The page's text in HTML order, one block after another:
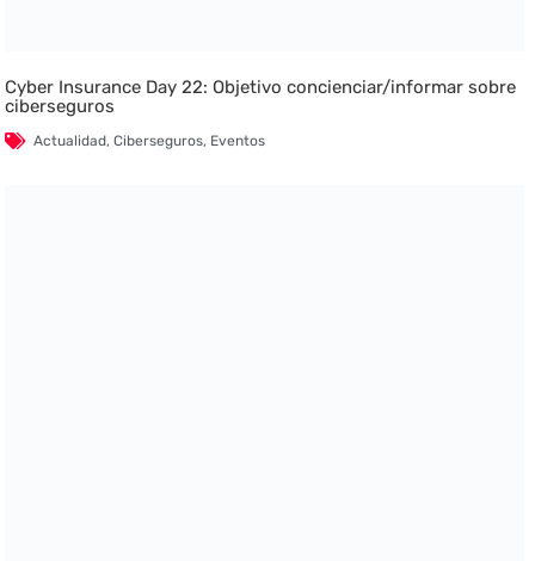
Cyber Insurance Day 22: Objetivo concienciar/informar sobre
ciberseguros
Actualidad,Ciberseguros, Eventos